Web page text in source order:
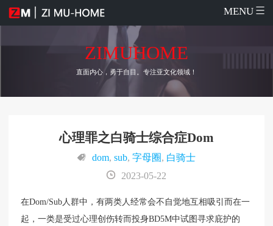
MENU
ZIMUHOME
直面内心，勇于自目。专注亚文化领域！
心理罪之白骑士综合症Dom
dom, sub, 字母圈, 白骑士
2023-05-22
在Dom/Sub人群中，有两类人经常会不自觉地互相吸引而在一
起，一类是受过心理创伤转而投身BD5M中试图寻求庇护的